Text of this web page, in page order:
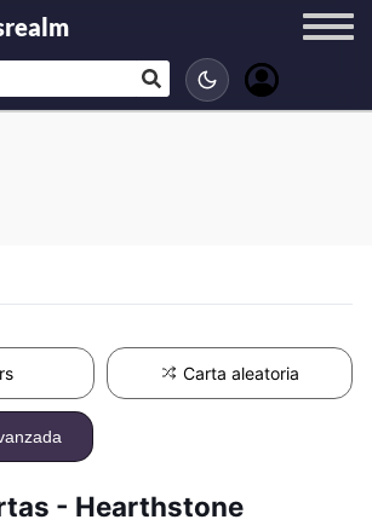
Carta aleatoria
- Hearthstone